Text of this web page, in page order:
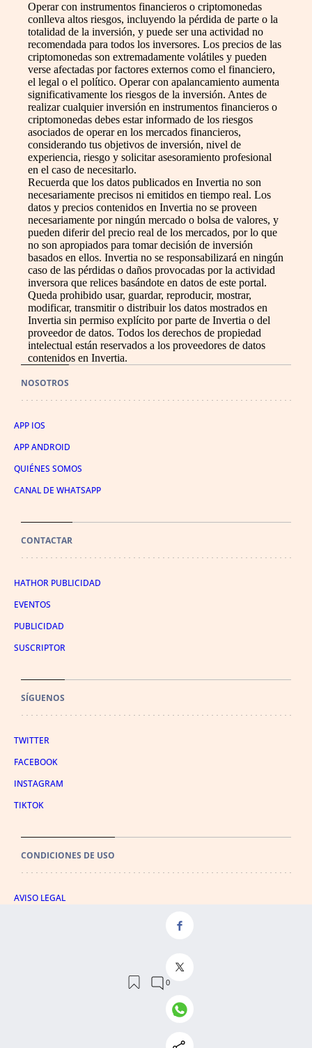
Operar con instrumentos financieros o criptomonedas
conlleva altos riesgos, incluyendo la pérdida de parte o la
totalidad de la inversión, y puede ser una actividad no
recomendada para todos los inversores. Los precios de las
criptomonedas son extremadamente volátiles y pueden
verse afectadas por factores externos como el financiero,
el legal o el político. Operar con apalancamiento aumenta
significativamente los riesgos de la inversión. Antes de
realizar cualquier inversión en instrumentos financieros o
criptomonedas debes estar informado de los riesgos
asociados de operar en los mercados financieros,
considerando tus objetivos de inversión, nivel de
experiencia, riesgo y solicitar asesoramiento profesional
en el caso de necesitarlo.
Recuerda que los datos publicados en Invertia no son
necesariamente precisos ni emitidos en tiempo real. Los
datos y precios contenidos en Invertia no se proveen
necesariamente por ningún mercado o bolsa de valores, y
pueden diferir del precio real de los mercados, por lo que
no son apropiados para tomar decisión de inversión
basados en ellos. Invertia no se responsabilizará en ningún
caso de las pérdidas o daños provocadas por la actividad
inversora que relices basándote en datos de este portal.
Queda prohibido usar, guardar, reproducir, mostrar,
modificar, transmitir o distribuir los datos mostrados en
Invertia sin permiso explícito por parte de Invertia o del
proveedor de datos. Todos los derechos de propiedad
intelectual están reservados a los proveedores de datos
contenidos en Invertia.
NOSOTROS
APP IOS
APP ANDROID
QUIÉNES SOMOS
CANAL DE WHATSAPP
CONTACTAR
HATHOR PUBLICIDAD
EVENTOS
PUBLICIDAD
SUSCRIPTOR
SÍGUENOS
TWITTER
FACEBOOK
INSTAGRAM
TIKTOK
CONDICIONES DE USO
AVISO LEGAL